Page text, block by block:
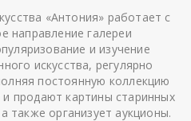
«Антония» работает с
направление галереи
и изучение
искусства, регулярно
постоянную коллекцию
и продают картины старинных
также организует аукционы.